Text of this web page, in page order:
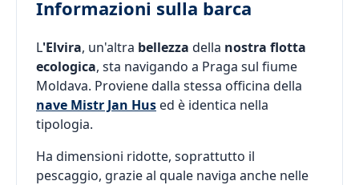
Informazioni sulla barca
L'Elvira, un'altra bellezza della nostra flotta
ecologica, sta navigando a Praga sul fiume
Moldava. Proviene dalla stessa officina della
nave Mistr Jan Hus ed è identica nella
tipologia.
Ha dimensioni ridotte, soprattutto il
pescaggio, grazie al quale naviga anche nelle